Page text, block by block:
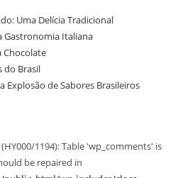
Uma Delícia Tradicional
Gastronomia Italiana
Chocolate
do Brasil
Explosão de Sabores Brasileiros
1194): Table 'wp_comments' is
be repaired in